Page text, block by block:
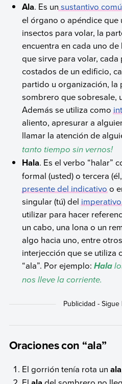
Ala. Es unsustantivo
el órgano o apéndice que
insectos para volar, la
encuentra en cada uno
que sirve para volar,
costados de un edificio,
partido u organización, la
sombrero que sobresale,
Además se utiliza como
aliento, apresurar a
llamar la atención de
tanto tiempo sin vernos!
Hala. Es el verbo “halar”
formal (usted) o tercera
presente del indicativoo
singular (tú) delimperativo
utilizar para hacer
un cabo, una lona o un
algo hacia uno, entre
interjección que se utiliza
“ala”. Por ejemplo:Hala
nos lleve la corriente.
Oraciones con “ala”
El gorrión tenía rota unala